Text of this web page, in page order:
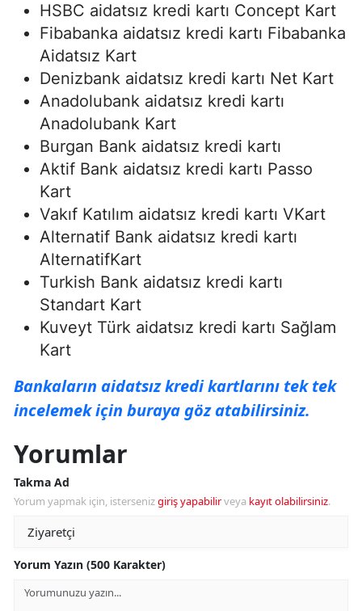
HSBC aidatsız kredi kartı Concept Kart
Fibabanka aidatsız kredi kartı Fibabanka
Aidatsız Kart
Denizbank aidatsız kredi kartı Net Kart
Anadolubank aidatsız kredi kartı
Anadolubank Kart
Burgan Bank aidatsız kredi kartı
Aktif Bank aidatsız kredi kartı Passo
Kart
Vakıf Katılım aidatsız kredi kartı VKart
Alternatif Bank aidatsız kredi kartı
AlternatifKart
Turkish Bank aidatsız kredi kartı
Standart Kart
Kuveyt Türk aidatsız kredi kartı Sağlam
Kart
Bankaların aidatsız kredi kartlarını tek tek
incelemek için buraya göz atabilirsiniz.
Yorumlar
Takma Ad
Yorum yapmak için, istersenizgiriş yapabilirveya kayıt olabilirsiniz.
Yorum Yazın (500 Karakter)